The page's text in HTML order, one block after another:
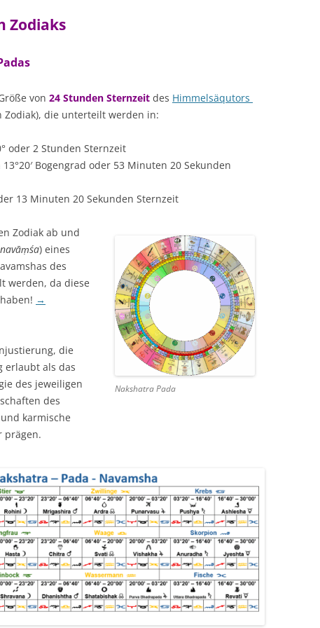
EKLIPSEN (FINSTERNISSE)
HOROSKOPBERECHNUNG
Zodiaks
von 24 Stunden Sternzeit des Himmelsäqutors
Zodiak), die unterteilt werden in:
oder 2 Stunden Sternzeit
13°20′ Bogengrad oder 53 Minuten 20 Sekunden
13 Minuten 20 Sekunden Sternzeit
Nakshatra Pada
Zodiak ab und
navāṃśa) eines
des
werden, da diese
→
die
erlaubt als das
des jeweiligen
des
karmische
prägen.